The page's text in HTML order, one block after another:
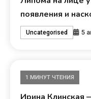
появления и
Uncategorised 5
1 МИНУТ ЧТЕНИЯ